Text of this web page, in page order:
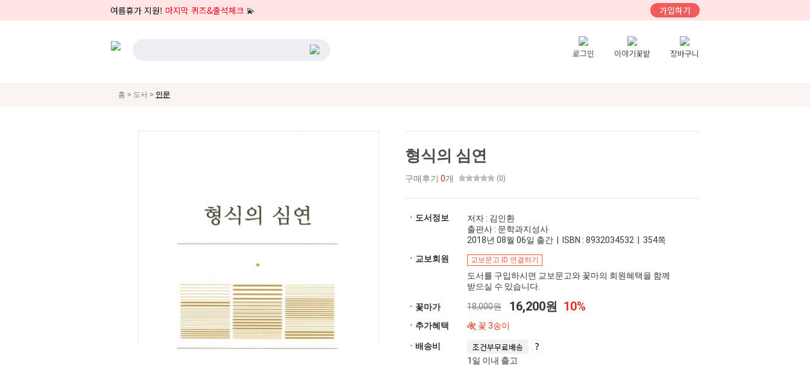
여름휴가 지원! 마지막 퀴즈&출석체크 💫 가입하기
로그인 이야기꽃밭 장바구니
홈 > 도서 > 인문
형식의 심연
구매후기 0개 (0)
ㆍ도서정보
저자 : 김인환
출판사 : 문학과지성사
2018년 08월 06일 출간 | ISBN : 8932034532 | 354쪽
ㆍ교보회원
교보문고 ID 연결하기
도서를 구입하시면 교보문고와 꽃마의 회원혜택을 함께
받으실 수 있습니다.
ㆍ꽃마가 18,000원 16,200원 10%
ㆍ추가혜택 꽃 3송이
ㆍ배송비 조건부무료배송
1일 이내 출고